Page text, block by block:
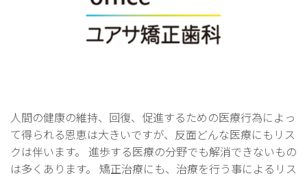
人間の健康の維持、回復、促進するための医療行為によっ
て得られる恩恵は大きいですが、反面どんな医療にもリス
クは伴います。 進歩する医療の分野でも解消できないもの
は多くあります。 矯正治療にも、治療を行う事によるリス